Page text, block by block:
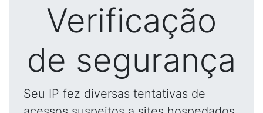
Verificação
de segurança
Seu IP fez diversas tentativas de